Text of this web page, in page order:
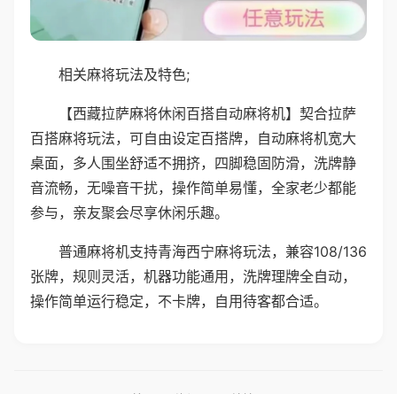
相关麻将玩法及特色;
【西藏拉萨麻将休闲百搭自动麻将机】契合拉萨
百搭麻将玩法，可自由设定百搭牌，自动麻将机宽大
桌面，多人围坐舒适不拥挤，四脚稳固防滑，洗牌静
音流畅，无噪音干扰，操作简单易懂，全家老少都能
参与，亲友聚会尽享休闲乐趣。
普通麻将机支持青海西宁麻将玩法，兼容108/136
张牌，规则灵活，机器功能通用，洗牌理牌全自动，
操作简单运行稳定，不卡牌，自用待客都合适。